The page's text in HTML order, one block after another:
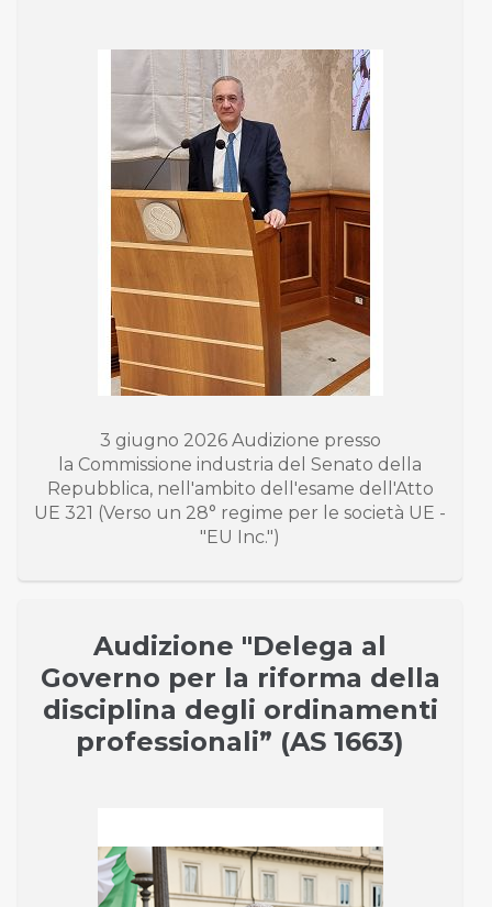
3 giugno 2026 Audizione presso
la Commissione industria del Senato della
Repubblica, nell'ambito dell'esame dell'Atto
UE 321 (Verso un 28° regime per le società UE -
"EU Inc.")
Audizione "Delega al
Governo per la riforma della
disciplina degli ordinamenti
professionali” (AS 1663)